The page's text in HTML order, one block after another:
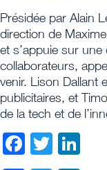
Présidée par Alain
direction de
et s’appuie sur une
collaborateurs,
venir. Lison Dallant
publicitaires, et
de la tech et de
Facebook
Twitter